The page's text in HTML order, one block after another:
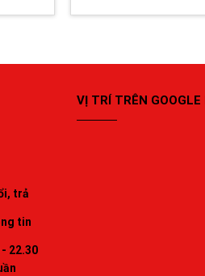
trả
tin
22.30
VỊ TRÍ TRÊN GOOGLE